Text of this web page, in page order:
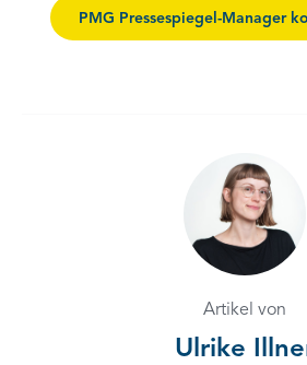
PMG Pressespiegel-Manager
Artikel von
Ulrike